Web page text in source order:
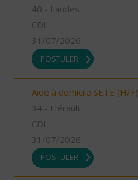
40 - Landes
CDI
31/07/2026
POSTULER
Aide à domicile SETE (H/F)
34 - Hérault
CDI
31/07/2026
POSTULER